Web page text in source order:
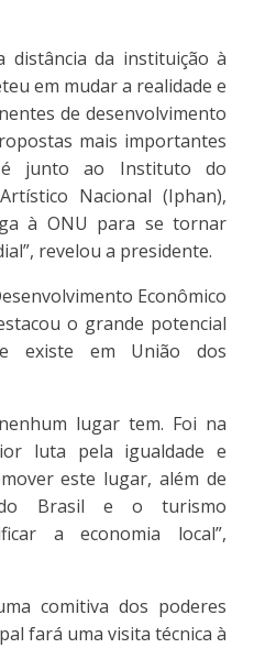
distância da instituição à
em mudar a realidade e
de desenvolvimento
mais importantes
junto ao Instituto do
Nacional (Iphan),
à ONU para se tornar
revelou a presidente.
Econômico
o grande potencial
existe em União dos
lugar tem. Foi na
luta pela igualdade e
este lugar, além de
Brasil e o turismo
a economia local”,
comitiva dos poderes
fará uma visita técnica à